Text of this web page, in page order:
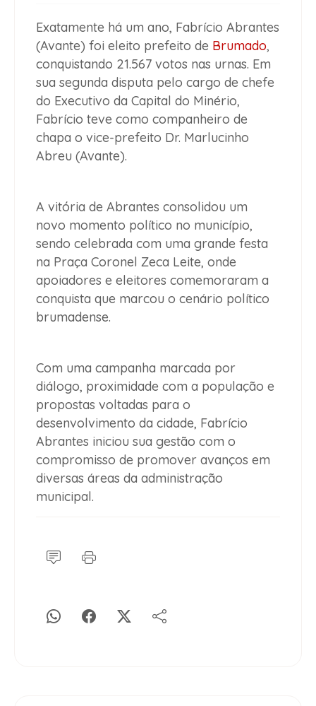
Exatamente há um ano, Fabrício Abrantes
(Avante) foi eleito prefeito de Brumado,
conquistando 21.567 votos nas urnas. Em
sua segunda disputa pelo cargo de chefe
do Executivo da Capital do Minério,
Fabrício teve como companheiro de
chapa o vice-prefeito Dr. Marlucinho
Abreu (Avante).
A vitória de Abrantes consolidou um
novo momento político no município,
sendo celebrada com uma grande festa
na Praça Coronel Zeca Leite, onde
apoiadores e eleitores comemoraram a
conquista que marcou o cenário político
brumadense.
Com uma campanha marcada por
diálogo, proximidade com a população e
propostas voltadas para o
desenvolvimento da cidade, Fabrício
Abrantes iniciou sua gestão com o
compromisso de promover avanços em
diversas áreas da administração
municipal.